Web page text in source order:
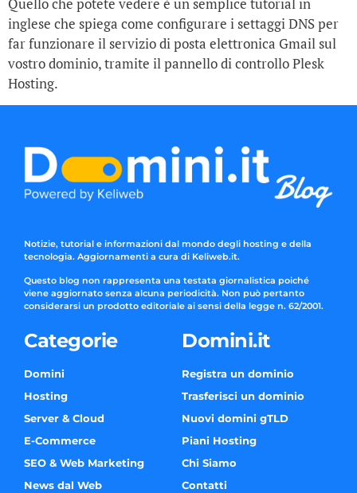
Quello che potete vedere è un semplice tutorial in
inglese che spiega come configurare i settaggi DNS per
far funzionare il servizio di posta elettronica Gmail sul
vostro dominio, tramite il pannello di controllo Plesk
Hosting.
Notizie, tutorial e informazioni dal mondo degli hosting e della
tecnologia. Aggiornamenti a cura di Keliweb.it.
Questo blog non rappresenta una testata giornalistica poiché
viene aggiornato senza alcuna periodicità. Non può pertanto
considerarsi un prodotto editoriale ai sensi della legge n. 62/2001.
Categorie
Domini
Hosting
Server & Cloud
E-Commerce
SEO & Web Marketing
News dal Web
Domini.it
Registra un dominio
Trasferisci un dominio
Nuovi domini gTLD
Piani Hosting
Chi Siamo
Contatti